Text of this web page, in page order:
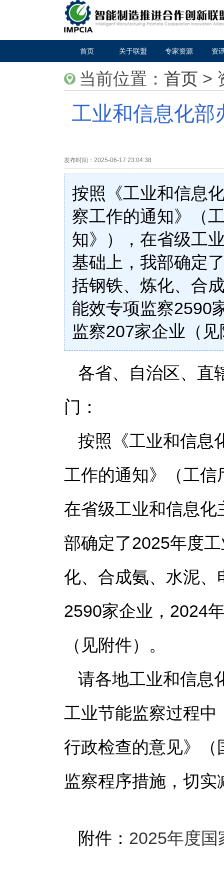
首页 关于联盟 专家资源 资
当前位置： 首页 >
工业和信息化部
发布时间： 2025-06-17 23:04:38
按照《工业和信息
察工作的通知》（
知》），在省级工
基础上，我部确定
括钢铁、炼化、合
能效专项监察2590
监察207家企业（
各省、自治区、直
门：
按照《工业和信息
工作的通知》（工
在省级工业和信息
部确定了2025年度
化、合成氨、水泥
2590家企业，2024
（见附件）。
请各地工业和信息
工业节能监察过程
行政检查的意见》
监察程序措施，切实
附件： 2025年度国